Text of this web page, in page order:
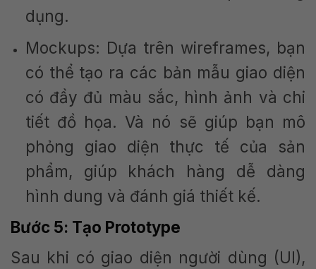
dụng.
Mockups: Dựa trên wireframes, bạn
có thể tạo ra các bản mẫu giao diện
có đầy đủ màu sắc, hình ảnh và chi
tiết đồ họa. Và nó sẽ giúp bạn mô
phỏng giao diện thực tế của sản
phẩm, giúp khách hàng dễ dàng
hình dung và đánh giá thiết kế.
Bước 5: Tạo Prototype
Sau khi có giao diện người dùng (UI),